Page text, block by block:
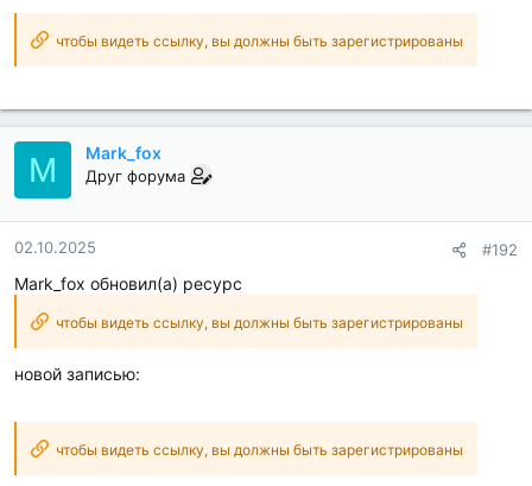
чтобы видеть ссылку, вы должны быть зарегистрированы
M Mark_fox
Друг форума
02.10.2025 #192
Mark_fox обновил(а) ресурс
чтобы видеть ссылку, вы должны быть зарегистрированы
новой записью:
чтобы видеть ссылку, вы должны быть зарегистрированы